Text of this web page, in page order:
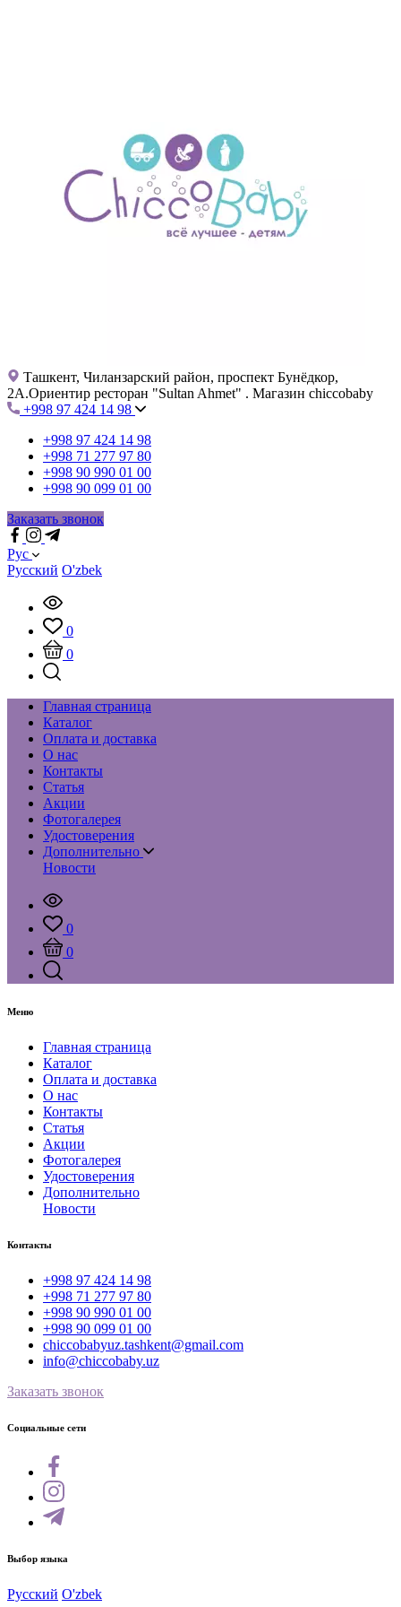
Ташкент, Чиланзарский район, проспект Бунёдкор,
2А.Ориентир ресторан "Sultan Ahmet" . Магазин chiccobaby
+998 97 424 14 98
+998 97 424 14 98
+998 71 277 97 80
+998 90 990 01 00
+998 90 099 01 00
Заказать звонок
Рус
Русский O'zbek
0
0
Главная страница
Каталог
Оплата и доставка
О нас
Контакты
Статья
Акции
Фотогалерея
Удостоверения
Дополнительно
Новости
0
0
Меню
Главная страница
Каталог
Оплата и доставка
О нас
Контакты
Статья
Акции
Фотогалерея
Удостоверения
Дополнительно
Новости
Контакты
+998 97 424 14 98
+998 71 277 97 80
+998 90 990 01 00
+998 90 099 01 00
chiccobabyuz.tashkent@gmail.com
info@chiccobaby.uz
Заказать звонок
Социальные сети
Выбор языка
Русский O'zbek